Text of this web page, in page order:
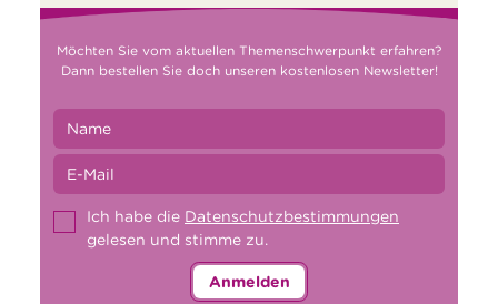
Möchten Sie vom aktuellen Themenschwerpunkt erfahren?
Dann bestellen Sie doch unseren kostenlosen Newsletter!
Ich habe die Datenschutzbestimmungen
gelesen und stimme zu.
Anmelden